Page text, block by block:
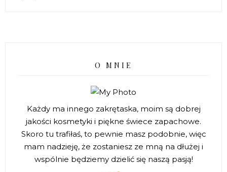
O MNIE
Każdy ma innego zakrętaska, moim są dobrej
jakości kosmetyki i piękne świece zapachowe.
Skoro tu trafiłaś, to pewnie masz podobnie, więc
mam nadzieję, że zostaniesz ze mną na dłużej i
wspólnie będziemy dzielić się naszą pasją!